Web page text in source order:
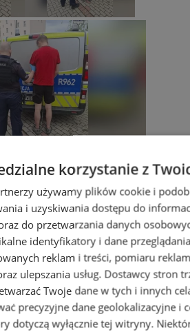
i uciekł z miejsca
trafił do aresztu
kryminalne w Wodzisławiu
lokalne
korzystanie z
używamy plików cookie i
i uzyskiwania dostępu do
do przetwarzania danych
identyfikatory i dane
reklam i treści, pomiaru
ulepszania usług. Dostawcy stron
Twoje dane w tych i innych
precyzyjne dane geolokalizacyjne i
dotyczą wyłącznie tej witryny.